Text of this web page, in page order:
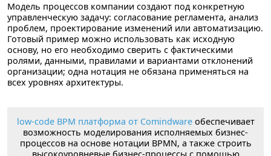
Модель процессов компании создают под конкретную
управленческую задачу: согласование регламента, анализ
проблем, проектирование изменений или автоматизацию.
Готовый пример можно использовать как исходную
основу, но его необходимо сверить с фактическими
ролями, данными, правилами и вариантами отклонений
организации; одна нотация не обязана применяться на
всех уровнях архитектуры.
low-code BPM платформа от Comindwareобеспечивает
возможность моделирования исполняемых бизнес-
процессов на основе нотации BPMN, а также строить